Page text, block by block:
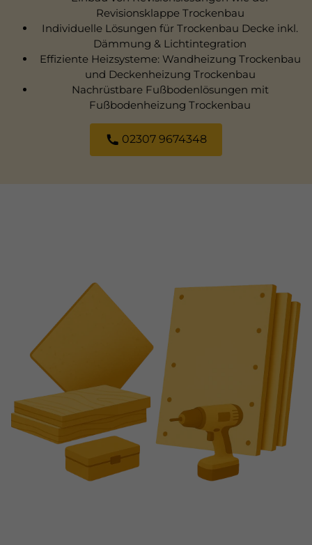
Revisionsklappe Trockenbau
Individuelle Lösungen für Trockenbau Decke inkl.
Dämmung & Lichtintegration
Effiziente Heizsysteme: Wandheizung Trockenbau
und Deckenheizung Trockenbau
Nachrüstbare Fußbodenlösungen mit
Fußbodenheizung Trockenbau
02307 9674348